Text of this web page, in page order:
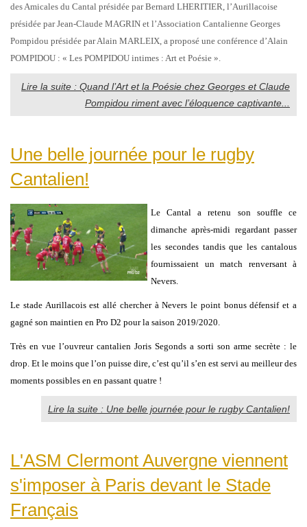
des Amicales du Cantal présidée par Bernard LHERITIER, l’Aurillacoise
présidée par Jean-Claude MAGRIN et l’Association Cantalienne Georges
Pompidou présidée par Alain MARLEIX, a proposé une conférence d’Alain
POMPIDOU : « Les POMPIDOU intimes : Art et Poésie ».
Lire la suite : Quand l’Art et la Poésie chez Georges et Claude
Pompidou riment avec l’éloquence captivante...
Une belle journée pour le rugby
Cantalien!
Le Cantal a retenu son souffle ce
dimanche après-midi regardant passer
les secondes tandis que les cantalous
fournissaient un match renversant à
Nevers.
Le stade Aurillacois est allé chercher à Nevers le point bonus défensif et a
gagné son maintien en Pro D2 pour la saison 2019/2020.
Très en vue l’ouvreur cantalien Joris Segonds a sorti son arme secrète : le
drop. Et le moins que l’on puisse dire, c’est qu’il s’en est servi au meilleur des
moments possibles en en passant quatre !
Lire la suite : Une belle journée pour le rugby Cantalien!
L'ASM Clermont Auvergne viennent
s'imposer à Paris devant le Stade
Français